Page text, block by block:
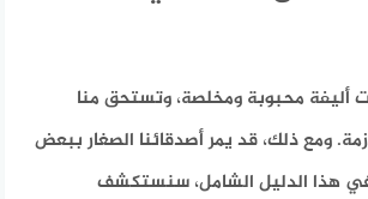
أليفة محبوبة ومخلصة، وتستحق منا
ومع ذلك، قد يمر أصدقائنا الصغار ببعض
هذا الدليل الشامل، سنستكشف